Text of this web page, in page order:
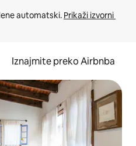
automatski. Prikaži izvorni
Iznajmite preko Airbnba